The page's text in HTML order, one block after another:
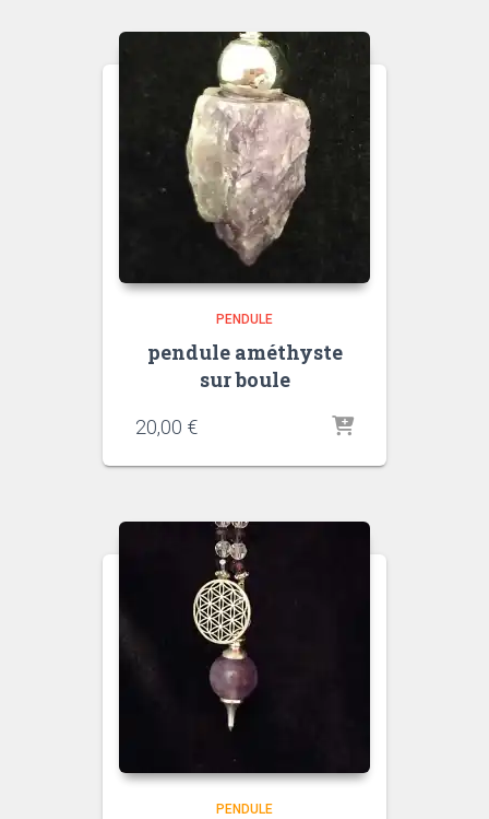
PENDULE
pendule améthyste
sur boule
20,00 €
PENDULE